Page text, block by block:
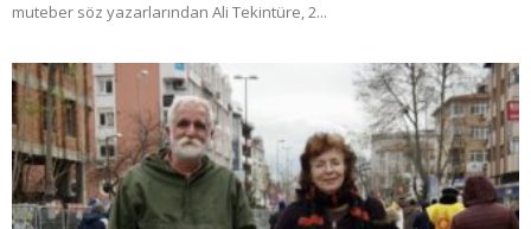
muteber söz yazarlarından Ali Tekintüre, 2...